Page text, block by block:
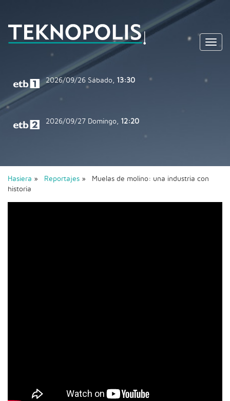
2026/09/26 Sábado, 13:30
2026/09/27 Domingo, 12:20
Hasiera » Reportajes » Muelas de molino: una industria con
historia